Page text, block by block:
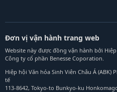
Đơn vị vận hành trang web
Website này được đồng vận hành bởi
Công ty cổ phần Benesse Coporation.
Hiệp hội Văn hóa Sinh Viên Châu Á
tế
113-8642, Tokyo-to Bunkyo-ku